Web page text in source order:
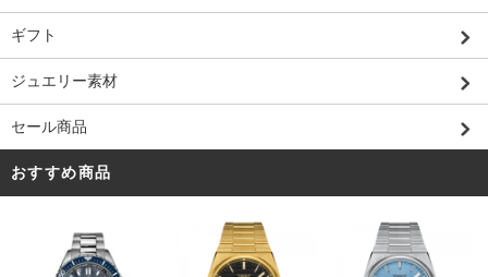
ギフト
ジュエリー素材
セール商品
おすすめ商品